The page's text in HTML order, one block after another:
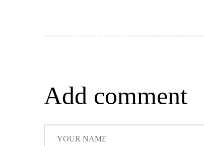
Add comment